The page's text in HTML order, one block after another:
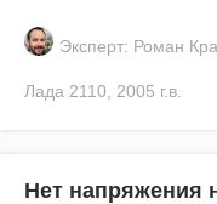
Эксперт: Роман
Лада 2110 2005 г.в.
Нет напряжения